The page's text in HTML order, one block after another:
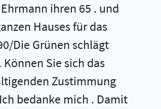
ihren 65 . und
Hauses für das
Die Grünen schlägt
Sie sich das
Zustimmung
bedanke mich . Damit